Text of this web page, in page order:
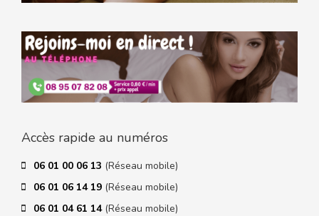
Accès rapide au numéros
06 01 00 06 13 (Réseau mobile)
06 01 06 14 19 (Réseau mobile)
06 01 04 61 14 (Réseau mobile)